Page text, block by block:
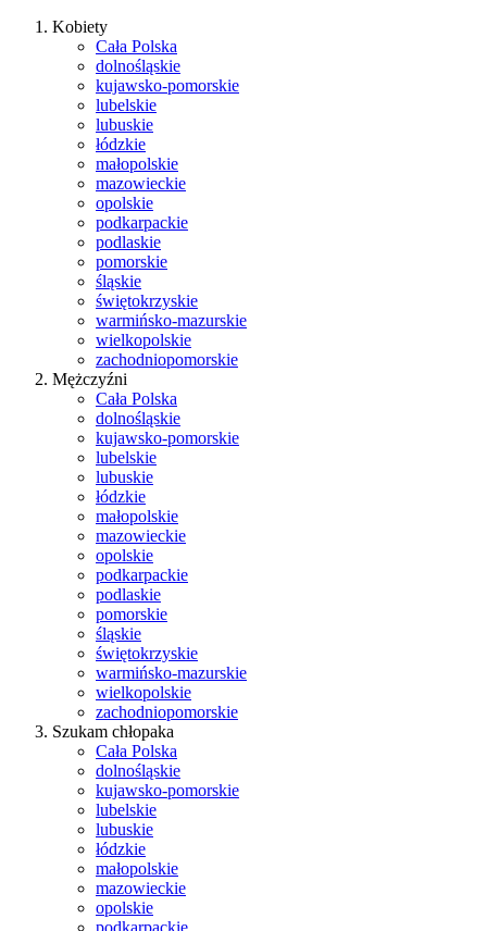
Kobiety
Cała Polska
dolnośląskie
kujawsko-pomorskie
lubelskie
lubuskie
łódzkie
małopolskie
mazowieckie
opolskie
podkarpackie
podlaskie
pomorskie
śląskie
świętokrzyskie
warmińsko-mazurskie
wielkopolskie
zachodniopomorskie
Mężczyźni
Cała Polska
dolnośląskie
kujawsko-pomorskie
lubelskie
lubuskie
łódzkie
małopolskie
mazowieckie
opolskie
podkarpackie
podlaskie
pomorskie
śląskie
świętokrzyskie
warmińsko-mazurskie
wielkopolskie
zachodniopomorskie
Szukam chłopaka
Cała Polska
dolnośląskie
kujawsko-pomorskie
lubelskie
lubuskie
łódzkie
małopolskie
mazowieckie
opolskie
podkarpackie